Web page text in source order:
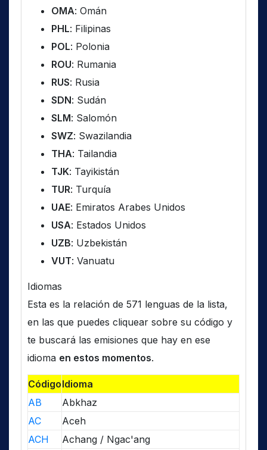
OMA: Omán
PHL: Filipinas
POL: Polonia
ROU: Rumania
RUS: Rusia
SDN: Sudán
SLM: Salomón
SWZ: Swazilandia
THA: Tailandia
TJK: Tayikistán
TUR: Turquía
UAE: Emiratos Arabes Unidos
USA: Estados Unidos
UZB: Uzbekistán
VUT: Vanuatu
Idiomas
Esta es la relación de 571 lenguas de la lista,
en las que puedes cliquear sobre su código y
te buscará las emisiones que hay en ese
idioma en estos momentos.
CódigoIdioma
AB
Abkhaz
AC
Aceh
ACH
Achang / Ngac'ang